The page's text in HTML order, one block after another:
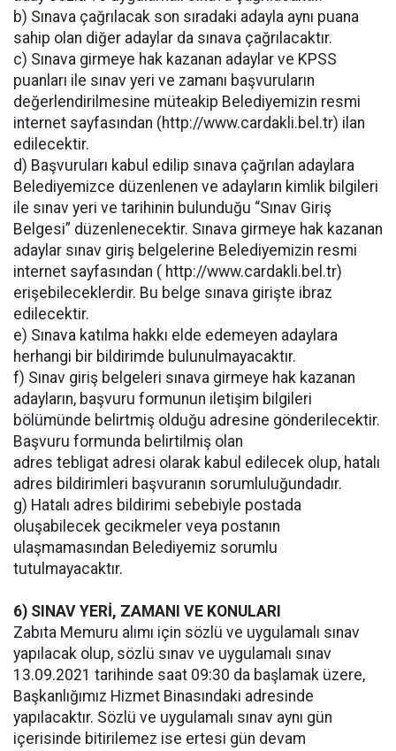
b) Sınava çağrılacak son sıradaki adayla aynı puana
sahip olan diğer adaylar da sınava çağrılacaktır.
c) Sınava girmeye hak kazanan adaylar ve KPSS
puanları ile sınav yeri ve zamanı başvuruların
değerlendirilmesine müteakip Belediyemizin resmi
internet sayfasından (http://www.cardakli.bel.tr) ilan
edilecektir.
d) Başvuruları kabul edilip sınava çağrılan adaylara
Belediyemizce düzenlenen ve adayların kimlik bilgileri
ile sınav yeri ve tarihinin bulunduğu “Sınav Giriş
Belgesi” düzenlenecektir. Sınava girmeye hak kazanan
adaylar sınav giriş belgelerine Belediyemizin resmi
internet sayfasından ( http://www.cardakli.bel.tr)
erişebileceklerdir. Bu belge sınava girişte ibraz
edilecektir.
e) Sınava katılma hakkı elde edemeyen adaylara
herhangi bir bildirimde bulunulmayacaktır.
f) Sınav giriş belgeleri sınava girmeye hak kazanan
adayların, başvuru formunun iletişim bilgileri
bölümünde belirtmiş olduğu adresine gönderilecektir.
Başvuru formunda belirtilmiş olan
adres tebligat adresi olarak kabul edilecek olup, hatalı
adres bildirimleri başvuranın sorumluluğundadır.
g) Hatalı adres bildirimi sebebiyle postada
oluşabilecek gecikmeler veya postanın
ulaşmamasından Belediyemiz sorumlu
tutulmayacaktır.
6) SINAV YERİ, ZAMANI VE KONULARI
Zabıta Memuru alımı için sözlü ve uygulamalı sınav
yapılacak olup, sözlü sınav ve uygulamalı sınav
13.09.2021 tarihinde saat 09:30 da başlamak üzere,
Başkanlığımız Hizmet Binasındaki adresinde
yapılacaktır. Sözlü ve uygulamalı sınav aynı gün
içerisinde bitirilemez ise ertesi gün devam